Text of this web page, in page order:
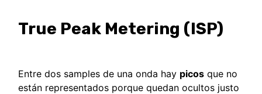
True Peak Metering (ISP)
Entre dos samples de una onda hay picos que no
están representados porque quedan ocultos justo